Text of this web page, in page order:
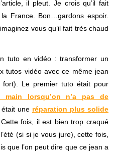
il pleut. Je crois qu’il fait
France. Bon…gardons espoir.
vous qu’il fait très chaud
tuto en vidéo : transformer un
tutos vidéo avec ce même jean
fort). Le premier tuto était pour
lorsqu’on n’a pas de
une réparation plus solide
fois, il est bien trop craqué
(si si je vous jure), cette fois,
que l’on peut dire que ce jean a